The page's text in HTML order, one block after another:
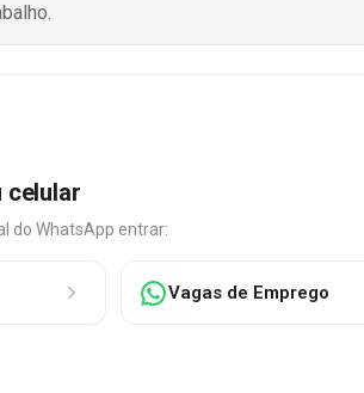
celular
do WhatsApp entrar:
Vagas de Emprego